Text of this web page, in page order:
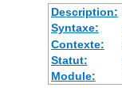
Description:
Syntaxe:
Contexte:
Statut:
Module: